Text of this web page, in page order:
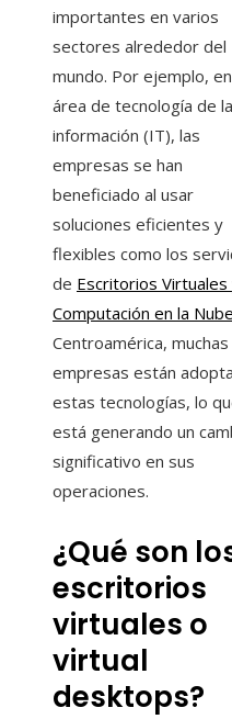
importantes en varios
sectores alrededor del
mundo. Por ejemplo,
área de tecnología de la
información (IT), las
empresas se han
beneficiado al usar
soluciones eficientes y
flexibles como los
de Escritorios Virtuales
Computación en la Nube
Centroamérica, muchas
empresas están
estas tecnologías, lo
está generando un
significativo en sus
operaciones.
¿Qué son
escritorios
virtuales o
virtual
desktops?